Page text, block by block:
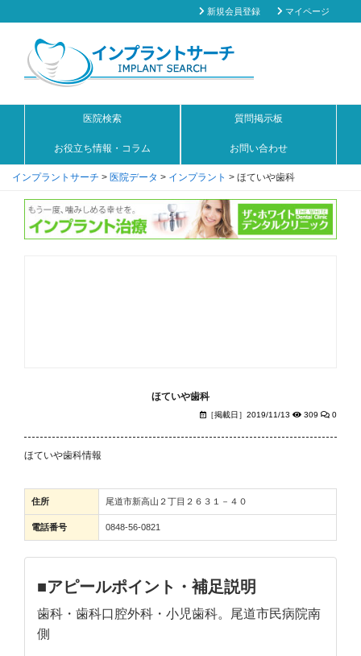
新規会員登録 マイページ
医院検索 質問掲示板
お役立ち情報・コラム お問い合わせ
インプラントサーチ > 医院データ > インプラント > ほていや歯科
ほていや歯科
［掲載日］2019/11/13 309 0
ほていや歯科情報
住所 尾道市新高山２丁目２６３１－４０
電話番号 0848-56-0821
■アピールポイント・補足説明
歯科・歯科口腔外科・小児歯科。尾道市民病院南
側